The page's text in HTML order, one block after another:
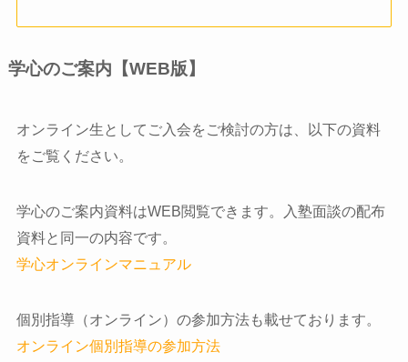
学心のご案内【WEB版】
オンライン生としてご入会をご検討の方は、以下の資料
をご覧ください。
学心のご案内資料はWEB閲覧できます。入塾面談の配布
資料と同一の内容です。
学心オンラインマニュアル
個別指導（オンライン）の参加方法も載せております。
オンライン個別指導の参加方法